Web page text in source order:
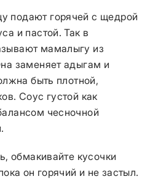
подают горячей с щедрой
и пастой. Так в
мамалыгу из
заменяет адыгам и
быть плотной,
Соус густой как
чесночной
обмакивайте кусочки
он горячий и не застыл.